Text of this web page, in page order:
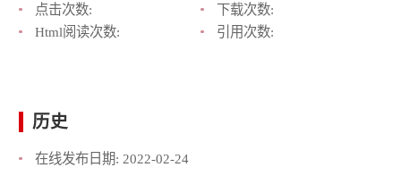
点击次数:
下载次数:
Html阅读次数:
引用次数:
历史
在线发布日期: 2022-02-24